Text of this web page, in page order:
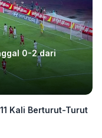
0-2 dari
Kali Berturut-Turut